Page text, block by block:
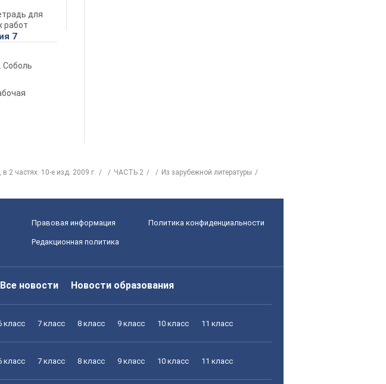
для
работ
7
Соболь
в 2 частях. 10-е изд. 2009 г. ЧАСТЬ 2
Из зарубежной литературы
Правовая информация Политика конфиденциальности
Редакционная политика
Все новости Новости образования
класс 7 класс 8 класс 9 класс 10 класс 11 класс
класс 7 класс 8 класс 9 класс 10 класс 11 класс